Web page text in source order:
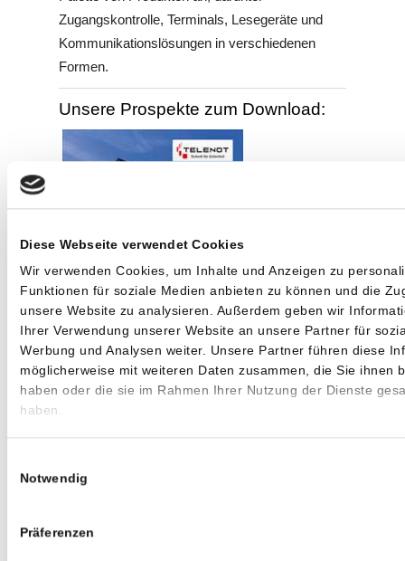
Diese Webseite verwendet Cookies
Wir verwenden Cookies, um Inhalte und Anzeigen zu
Funktionen für soziale Medien anbieten zu können und die
unsere Website zu analysieren. Außerdem geben wir
Ihrer Verwendung unserer Website an unsere Partner für
Werbung und Analysen weiter. Unsere Partner führen diese
möglicherweise mit weiteren Daten zusammen, die Sie ihnen
haben oder die sie im Rahmen Ihrer Nutzung der Dienste
haben.
Notwendig
Präferenzen
Zugangskontrolle, Terminals, Lesegeräte und
Kommunikationslösungen in verschiedenen
Formen.
Unsere Prospekte zum Download: